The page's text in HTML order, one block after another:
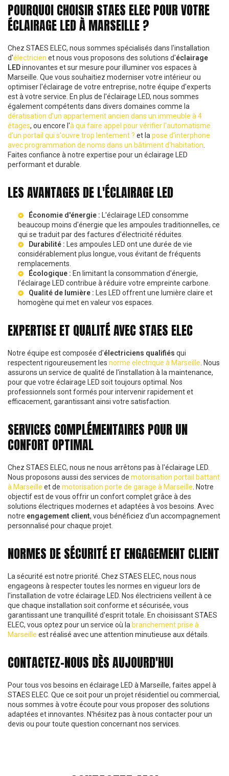
POURQUOI CHOISIR STAES ELEC POUR VOTRE
ÉCLAIRAGE LED À MARSEILLE ?
Chez STAES ELEC, nous sommes spécialisés dans l'installation
d'électricien et nous vous proposons des solutions d'éclairage
LEDinnovantes et sur mesure pour illuminer vos espaces à
Marseille. Que vous souhaitiez moderniser votre intérieur ou
optimiser l'éclairage de votre entreprise, notre équipe d'experts
est à votre service. En plus de l'éclairage LED, nous sommes
également compétents dans divers domaines comme la
dératisation d'un appartement ancien dans un immeuble à 4
étages, ou encore l'à qui faire appel pour vérifier l'automatisme
d'un portail qui s'ouvre trop lentement ? et la pose d'interphone
avec programmation de noms dans un bâtiment d'habitation
Faites confiance à notre expertise pour un éclairage LED
performant et durable.
LES AVANTAGES DE L'ÉCLAIRAGE LED
Économie d'énergie : L'éclairage LED consomme
beaucoup moins d'énergie que les ampoules traditionnelles, ce
qui se traduit par des factures d'électricité réduites.
Durabilité : Les ampoules LED ont une durée de vie
considérablement plus longue, vous évitant de fréquents
remplacements.
Écologique : En limitant la consommation d'énergie,
l'éclairage LED contribue à réduire votre empreinte carbone.
Qualité de lumière : Les LED offrent une lumière claire et
homogène qui met en valeur vos espaces.
EXPERTISE ET QUALITÉ AVEC STAES ELEC
Notre équipe est composée d'électriciens qualifiés qui
respectent rigoureusement les norme electrique à Marseille . Nous
assurons un service de qualité de l'installation à la maintenance,
pour que votre éclairage LED soit toujours optimal. Nos
professionnels sont formés pour intervenir rapidement et
efficacement, garantissant ainsi votre satisfaction.
SERVICES COMPLÉMENTAIRES POUR UN
CONFORT OPTIMAL
Chez STAES ELEC, nous ne nous arrêtons pas à l'éclairage LED.
Nous proposons aussi des services de motorisation portail battant
à Marseille et de motorisation porte de garage à Marseille . Notre
objectif est de vous offrir un confort complet grâce à des
solutions électriques modernes et adaptées à vos besoins. Avec
notre engagement client, vous bénéficiez d'un accompagnement
personnalisé pour chaque projet.
NORMES DE SÉCURITÉ ET ENGAGEMENT CLIENT
La sécurité est notre priorité. Chez STAES ELEC, nous nous
engageons à respecter toutes les normes en vigueur lors de
l'installation de votre éclairage LED. Nos électriciens veillent à ce
que chaque installation soit conforme et sécurisée, vous
garantissant une tranquillité d'esprit totale. En choisissant STAES
ELEC, vous optez pour un service où la branchement prise à
Marseille est réalisé avec une attention minutieuse aux détails.
CONTACTEZ-NOUS DÈS AUJOURD'HUI
Pour tous vos besoins en éclairage LED à Marseille, faites appel à
STAES ELEC. Que ce soit pour un projet résidentiel ou commercial,
nous sommes à votre écoute pour vous proposer des solutions
adaptées et innovantes. N'hésitez pas à nous contacter pour un
devis ou pour toute question concernant nos services.